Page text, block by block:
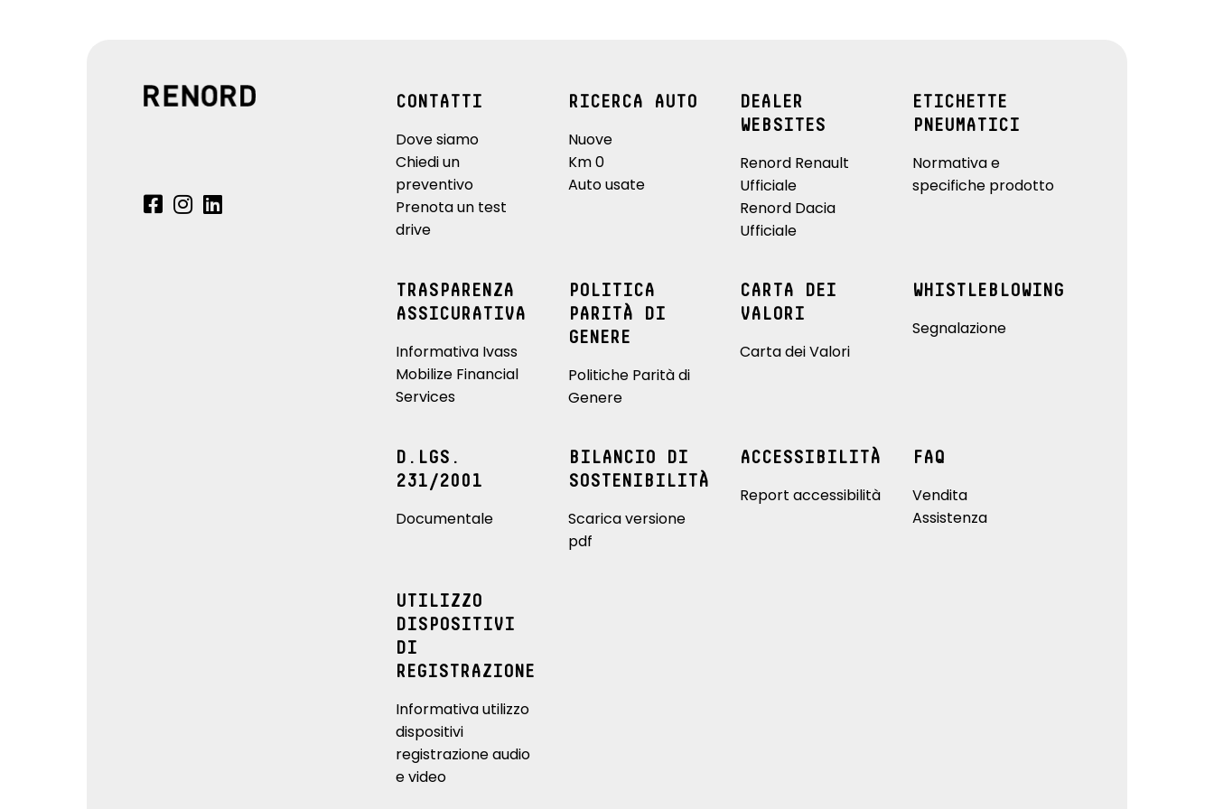
sedili anteriori riscaldabili
sellerie in misto TEP/Alcantara®
rosse e logo Alpine
shift indicator, indicatore cambio
vetri posteriori e lunotto oscurati
volante riscaldabile
CONTATTI
Dove siamo
Chiedi un
preventivo
Prenota un test
drive
RICERCA AUTO
Nuove
Km 0
Auto usate
DEALER
WEBSITES
Renord Renault
Ufficiale
Renord Dacia
Ufficiale
ETICHETTE
PNEUMATICI
Normativa e
specifiche prodotto
TRASPARENZA
ASSICURATIVA
Informativa Ivass
Mobilize Financial
Services
POLITICA
PARITÀ DI
GENERE
Politiche Parità di
Genere
CARTA DEI
VALORI
Carta dei Valori
WHISTLEBLOWING
Segnalazione
D.LGS.
231/2001
Documentale
BILANCIO DI
SOSTENIBILITÀ
Scarica versione
pdf
ACCESSIBILITÀ
Report accessibilità
FAQ
Vendita
Assistenza
UTILIZZO
DISPOSITIVI
DI
REGISTRAZIONE
Informativa utilizzo
dispositivi
registrazione audio
e video